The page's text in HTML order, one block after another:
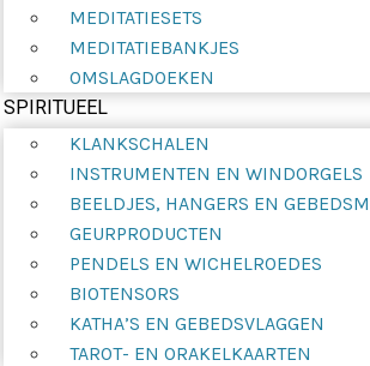
MEDITATIESETS
MEDITATIEBANKJES
OMSLAGDOEKEN
SPIRITUEEL
KLANKSCHALEN
INSTRUMENTEN EN WINDORGELS
BEELDJES, HANGERS EN
GEURPRODUCTEN
PENDELS EN WICHELROEDES
BIOTENSORS
KATHA’S EN GEBEDSVLAGGEN
TAROT- EN ORAKELKAARTEN